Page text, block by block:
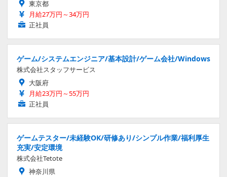
東京都
月給27万円～34万円
正社員
ゲーム/システムエンジニア/基本設計/ゲーム会社/Windows
株式会社スタッフサービス
大阪府
月給23万円～55万円
正社員
ゲームテスター/未経験OK/研修あり/シンプル作業/福利厚生
充実/安定環境
株式会社Tetote
神奈川県